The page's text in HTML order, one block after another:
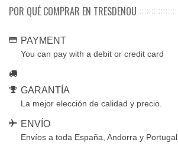
POR QUÉ COMPRAR EN TRESDENOU
PAYMENT
You can pay with a debit or credit card
GARANTÍA
La mejor elección de calidad y precio.
ENVÍO
Envíos a toda España, Andorra y Portugal.